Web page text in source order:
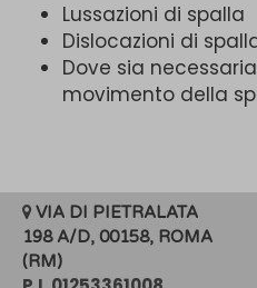
Lussazioni di spalla
Dislocazioni di
Dove sia
movimento della
VIA DI PIETRALATA
198 A/D, 00158, ROMA
(RM)